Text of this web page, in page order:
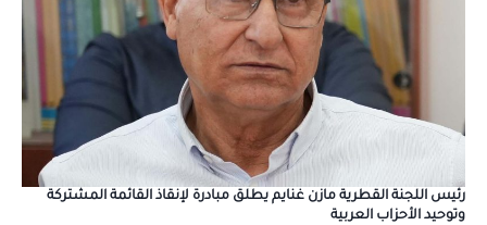
رئيس اللجنة القطرية مازن غنايم يطلق مبادرة لإنقاذ القائمة المشتركة
وتوحيد الأحزاب العربية